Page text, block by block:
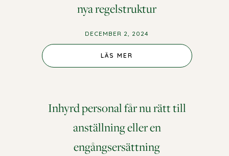
nya regelstruktur
DECEMBER 2, 2024
LÄS MER
Inhyrd personal får nu rätt till
anställning eller en
engångsersättning